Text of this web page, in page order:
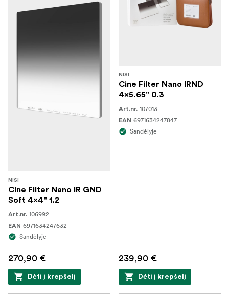
NISI
Cine Filter Nano IR GND
Soft 4x4" 1.2
Art.nr. 106992
EAN 6971634247632
Sandėlyje
270,90 €
Dėti į krepšelį
NISI
Cine Filter Nano IRND
4x5.65" 0.3
Art.nr. 107013
EAN 6971634247847
Sandėlyje
239,90 €
Dėti į krepšelį